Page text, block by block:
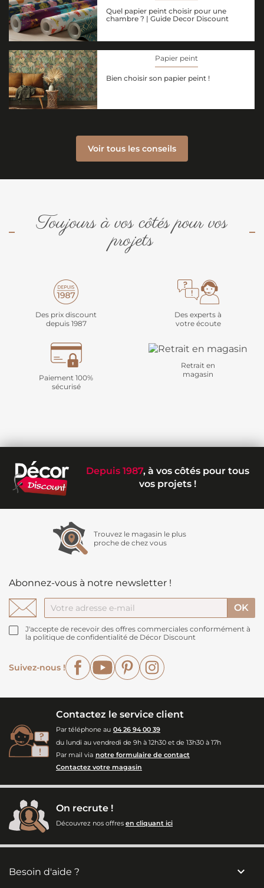
Quel papier peint choisir pour une
chambre ? | Guide Decor Discount
Papier peint
Bien choisir son papier peint !
Voir tous les conseils
Toujours à vos côtés pour vos
projets
Des prix discount
depuis 1987
Des experts à
votre écoute
Paiement 100%
sécurisé
Retrait en
magasin
Depuis 1987, à vos côtés pour tous
vos projets !
Trouvez le magasin le plus
proche de chez vous
Abonnez-vous à notre newsletter !
J'accepte de recevoir des offres commerciales conformément à
la politique de confidentialité de Décor Discount
Suivez-nous !
FacebookYouTubePinterest
Contactez le service client
Par téléphone au 04 26 94 00 39
du lundi au vendredi de 9h à 12h30 et de 13h30 à 17h
Par mail via notre formulaire de contact
Contactez votre magasin
On recrute !
Découvrez nos offres en cliquant ici
Besoin d'aide ? 